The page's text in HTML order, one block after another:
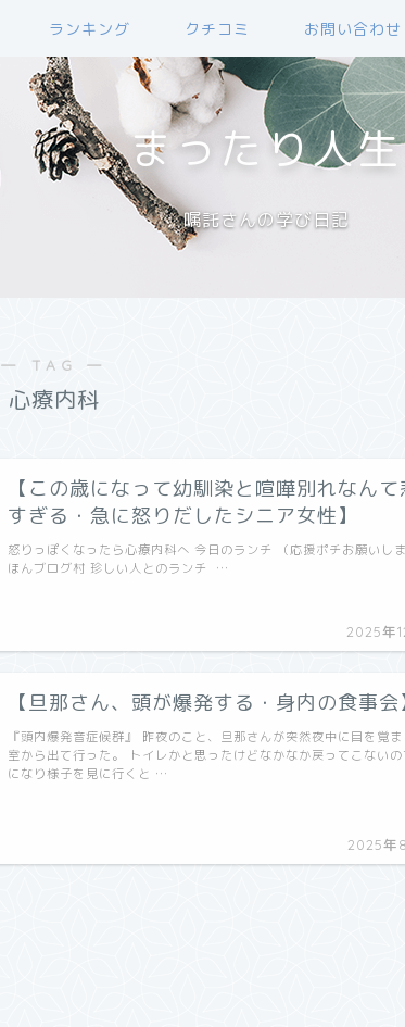
ランキング クチコミ お問い合わせ
まったり人生
嘱託さんの学び日記
― TAG ―
心療内科
【この歳になって幼馴染と喧嘩別れなんて
すぎる・急に怒りだしたシニア女性】
2025年
怒りっぽくなったら心療内科へ 今日のランチ （応援ポチお願いし
ほんブログ村 珍しい人とのランチ …
【旦那さん、頭が爆発する・身内の食事会
2025年
『頭内爆発音症候群』 昨夜のこと、旦那さんが突然夜中に目を覚
室から出て行った。 トイレかと思ったけどなかなか戻ってこない
になり様子を見に行くと …